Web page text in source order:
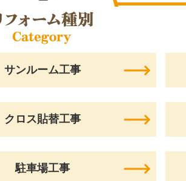
サンルーム工事
クロス貼替工事
駐車場工事